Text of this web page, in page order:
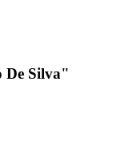
De Silva"